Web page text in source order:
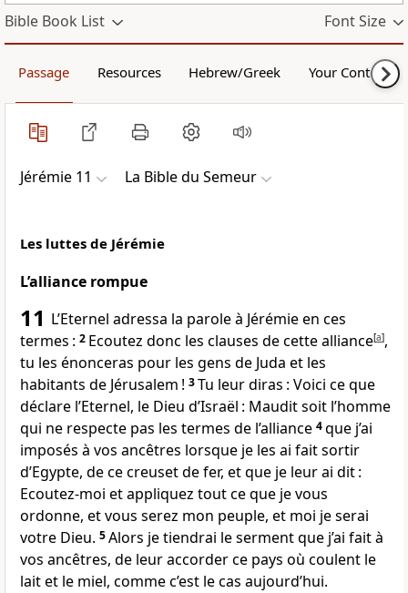
Bible Book List Font Size
Passage Resources Hebrew/Greek Your Content
Jérémie 11 La Bible du Semeur
Les luttes de Jérémie
L’alliance rompue
11 L’Eternel adressa la parole à Jérémie en ces
termes : 2 Ecoutez donc les clauses de cette alliance[a],
tu les énonceras pour les gens de Juda et les
habitants de Jérusalem ! 3Tu leur diras : Voici ce que
déclare l’Eternel, le Dieu d’Israël : Maudit soit l’homme
qui ne respecte pas les termes de l’alliance 4que j’ai
imposés à vos ancêtres lorsque je les ai fait sortir
d’Egypte, de ce creuset de fer, et que je leur ai dit :
Ecoutez-moi et appliquez tout ce que je vous
ordonne, et vous serez mon peuple, et moi je serai
votre Dieu. 5Alors je tiendrai le serment que j’ai fait à
vos ancêtres, de leur accorder ce pays où coulent le
lait et le miel, comme c’est le cas aujourd’hui.